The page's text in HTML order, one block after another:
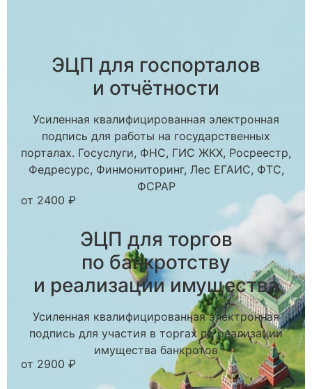
ЭЦП для госпорталов
и отчётности
Усиленная квалифицированная электронная
подпись для работы на государственных
порталах. Госуслуги, ФНС, ГИС ЖКХ, Росреестр,
Федресурс, Финмониторинг, Лес ЕГАИС, ФТС,
ФСРАР
от 2400 ₽
ЭЦП для торгов
по банкротству
и реализации имущества
Усиленная квалифицированная электронная
подпись для участия в торгах по реализации
имущества банкротов
от 2900 ₽